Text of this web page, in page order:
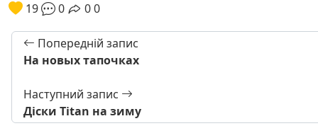
19
0 00
Попередній запис
На новых тапочках
Наступний запис
Діски Titan на зиму